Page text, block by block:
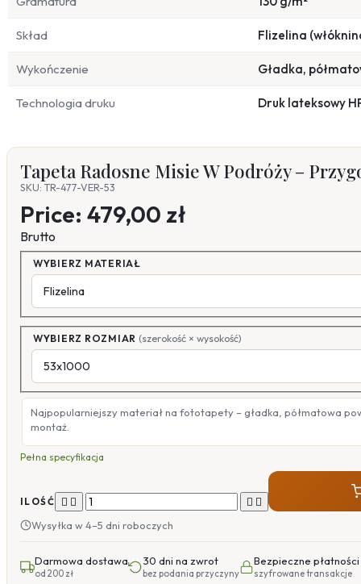
Skład Flizelina
Wykończenie Gładka,
Technologia druku Druk lateksowy
Tapeta Radosne Misie W Podróży –
SKU: TR-477-VER-53
Price: 479,00 zł
Brutto
WYBIERZ MATERIAŁ
WYBIERZ ROZMIAR (szerokość × wysokość)
Najpopularniejszy materiał na fototapety – gładka, półmatowa
montaż.
Pełna specyfikacja
ILOŚĆ    
Wysyłka w 4–5 dni roboczych
Darmowa dostawa
od 200 zł
30 dni na zwrot
bez podania przyczyny
Bezpieczne płatności
szyfrowane transakcje